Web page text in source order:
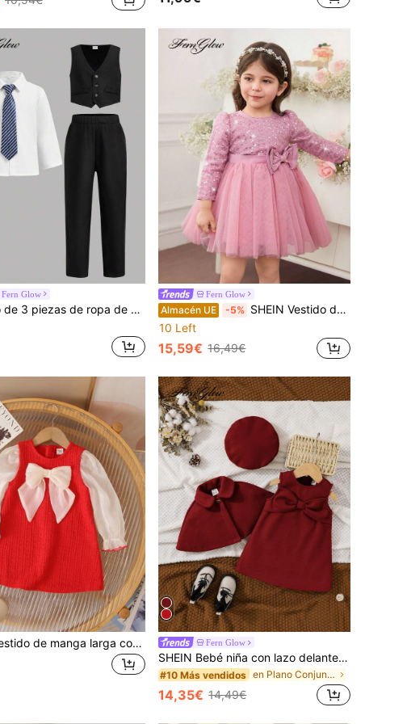
Fern Glow
Conjunto de 3 piezas de ropa de caballero para niño pequeño: chaleco caqui, pantalones de cintura elástica, pajarita y camisa de manga larga, para primavera/verano
Fern Glow
Almacén UE -5% SHEIN Vestido de fiesta lujoso para niña con cuello redondo, mangas abullonadas, acento de lazo y decoración de lentejuelas en tela de malla
10 Left
15,59€ 16,49€
SHEIN Vestido de manga larga con bloques de color, textura de tweed, estilo lindo, casual y juguetón para niña bebé. Presenta un dobladillo con volantes y un gran moño en la parte delantera. Perfecto para fiestas de cumpleaños, banquetes, actuaciones, bodas, bautizos, ceremonias de apertura y otras ocasiones. Fern Glow
SHEIN Bebé niña con lazo delantero Cazadora chaleco & Vestido & Sombrero
#10 Más vendidos en Plano Conjuntos de ropa exterior para niñas
14,35€ 14,49€